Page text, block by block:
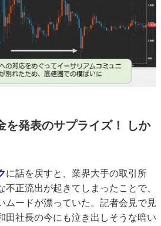
を発表のサプライズ！ しか
に話を戻すと、業界大手の取引所
不正流出が起きてしまったことで、
ムードが漂っていた。記者会見で見
田社長の今にも泣き出しそうな暗い